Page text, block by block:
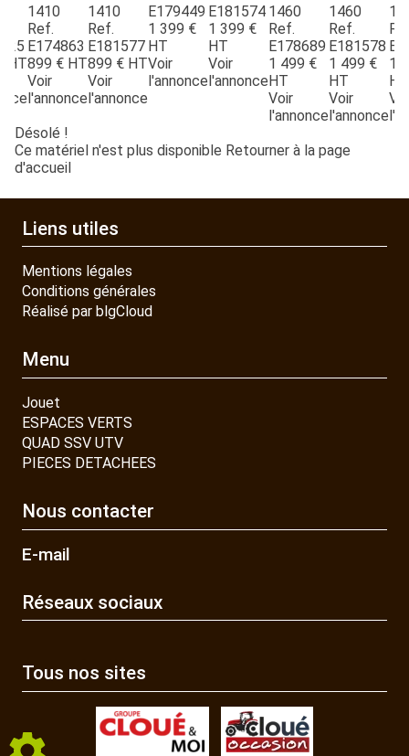
HT
1410
Ref.
E174863
899 € HT
Voir
l'annonce
1410
Ref.
E181577
899 € HT
Voir
l'annonce
E179449
1 399 €
HT
Voir
l'annonce
E181574
1 399 €
HT
Voir
l'annonce
1460
Ref.
E178689
1 499 €
HT
Voir
l'annonce
1460
Ref.
E181578
1 499 €
HT
Voir
l'annonce
1
HT
Désolé !
Ce matériel n'est plus disponible Retourner à la page
d'accueil
Liens utiles
Mentions légales
Conditions générales
Réalisé par blgCloud
Menu
Jouet
ESPACES VERTS
QUAD SSV UTV
PIECES DETACHEES
Nous contacter
E-mail
Réseaux sociaux
Tous nos sites